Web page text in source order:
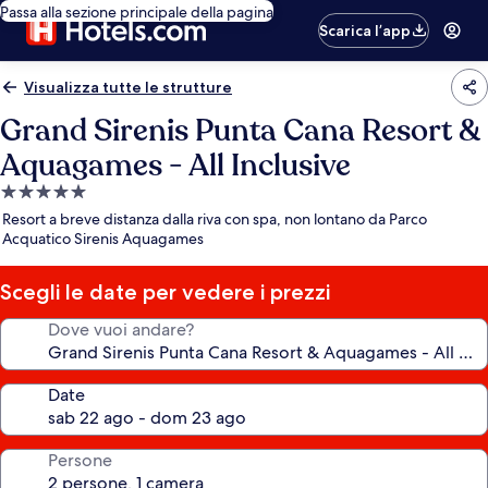
Passa alla sezione principale della pagina
Scarica l’app
Visualizza tutte le strutture
Grand Sirenis Punta Cana Resort &
Aquagames - All Inclusive
Struttura
a
5.0
stelle
Resort a breve distanza dalla riva con spa, non lontano da Parco
Acquatico Sirenis Aquagames
Scegli le date per vedere i prezzi
Dove vuoi andare?
Date
Persone